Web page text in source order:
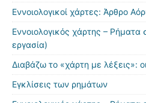
Εννοιολογικοί χάρτες: Άρθρο
Εννοιολογικός χάρτης – Ρήματα
εργασία)
Διαβάζω το «χάρτη με λέξεις»:
Εγκλίσεις των ρημάτων